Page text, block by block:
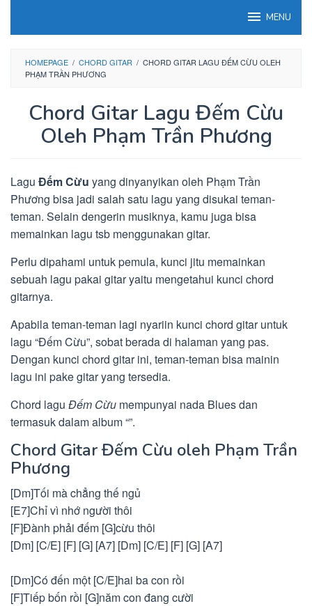
MENU
HOMEPAGE / CHORD GITAR / CHORD GITAR LAGU ĐẾM CỪU OLEH
PHẠM TRẦN PHƯƠNG
Chord Gitar Lagu Đếm Cừu
Oleh Phạm Trần Phương
Lagu Đếm Cừu yang dinyanyikan oleh Phạm Trần
Phương bisa jadi salah satu lagu yang disukai teman-
teman. Selain dengerin musiknya, kamu juga bisa
memainkan lagu tsb menggunakan gitar.
Perlu dipahami untuk pemula, kunci jitu memainkan
sebuah lagu pakai gitar yaitu mengetahui kunci chord
gitarnya.
Apabila teman-teman lagi nyariin kunci chord gitar untuk
lagu “Đếm Cừu”, sobat berada di halaman yang pas.
Dengan kunci chord gitar ini, teman-teman bisa mainin
lagu ini pake gitar yang tersedia.
Chord lagu Đếm Cừu mempunyai nada Blues dan
termasuk dalam album “”.
Chord Gitar Đếm Cừu oleh Phạm Trần
Phương
[Dm]Tối mà chẳng thế ngủ
[E7]Chỉ vì nhớ người thôi
[F]Đành phải đếm [G]cừu thôi
[Dm] [C/E] [F] [G] [A7] [Dm] [C/E] [F] [G] [A7]
[Dm]Có đến một [C/E]hai ba con rồi
[F]Tiếp bốn rồi [G]năm con đang cười